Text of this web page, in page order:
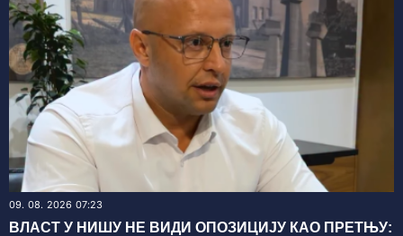
09. 08. 2026 07:23
ВЛАСТ У НИШУ НЕ ВИДИ ОПОЗИЦИЈУ КАО ПРЕТЊУ: